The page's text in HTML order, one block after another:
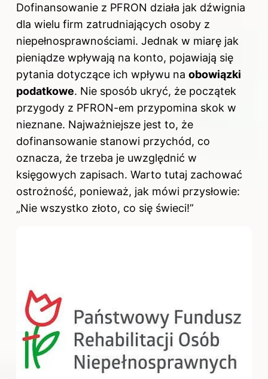
Dofinansowanie z PFRON działa jak dźwignia
dla wielu firm zatrudniających osoby z
niepełnosprawnościami. Jednak w miarę jak
pieniądze wpływają na konto, pojawiają się
pytania dotyczące ich wpływu na obowiązki
podatkowe. Nie sposób ukryć, że początek
przygody z PFRON-em przypomina skok w
nieznane. Najważniejsze jest to, że
dofinansowanie stanowi przychód, co
oznacza, że trzeba je uwzględnić w
księgowych zapisach. Warto tutaj zachować
ostrożność, ponieważ, jak mówi przysłowie:
„Nie wszystko złoto, co się świeci!”